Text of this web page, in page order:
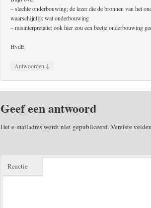
– slechte onderbouwing; de lezer die de bronnen van het
waarschijnlijk wat onderbouwing
– misinterpretatie; ook hier zou een beetje onderbouwing
HvdE
Antwoorden ↓
Geef een antwoord
Het e-mailadres wordt niet gepubliceerd.Vereiste
Reactie